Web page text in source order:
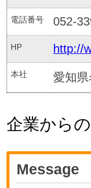
電話番号 052-
HP http://
本社 愛知
企業から
Message